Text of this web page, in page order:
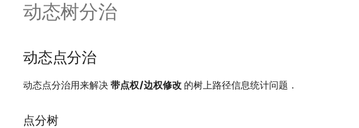
动态树分治
动态点分治
动态点分治用来解决 带点权/边权修改 的树上路径信息统计问题．
点分树